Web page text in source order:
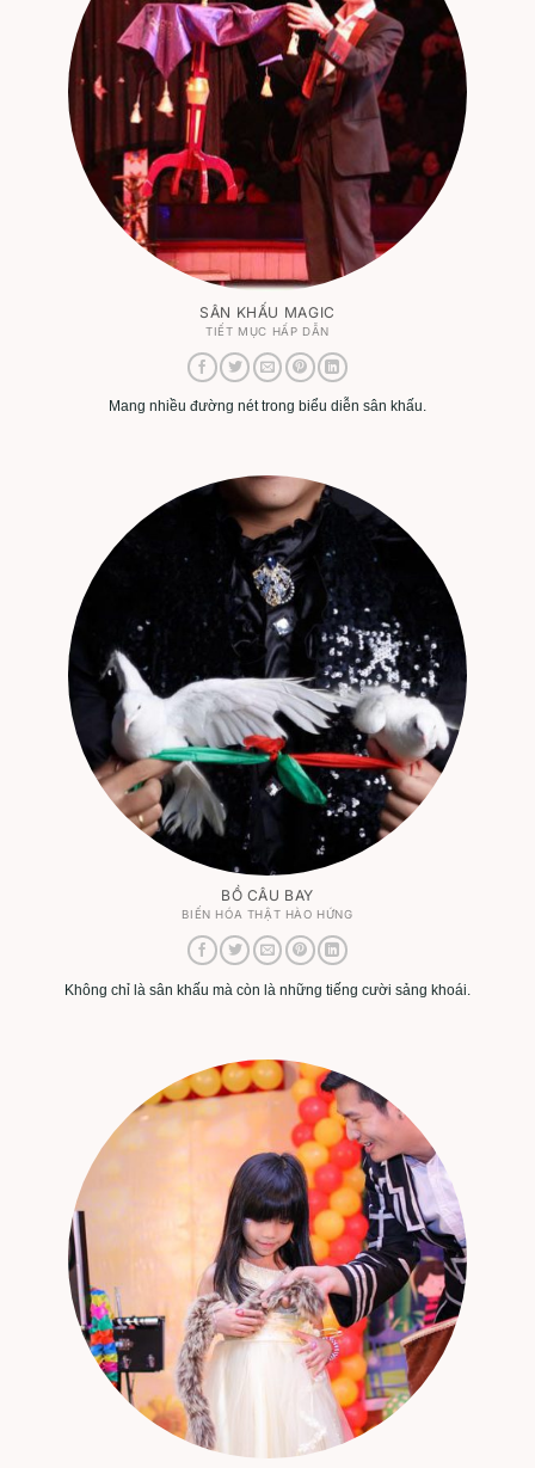
SÂN KHẤU MAGIC
TIẾT MỤC HẤP DẪN
Mang nhiều đường nét trong biểu diễn sân khấu.
BỒ CÂU BAY
BIẾN HÓA THẬT HÀO HỨNG
Không chỉ là sân khấu mà còn là những tiếng cười sảng khoái.